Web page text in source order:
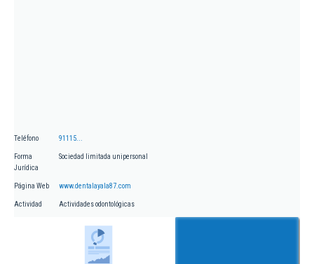
Teléfono 91115...
Forma
Jurídica
Sociedad limitada unipersonal
Página Web www.dentalayala87.com
Actividad Actividades odontológicas